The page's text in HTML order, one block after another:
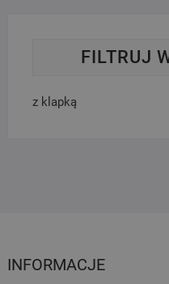
FILTRUJ
z klapką
INFORMACJE